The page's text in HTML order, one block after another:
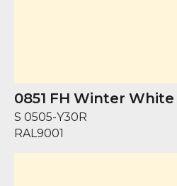
0851 FH Winter White
S 0505-Y30R
RAL9001